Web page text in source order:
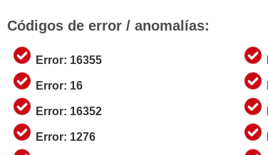
Códigos de error / anomalías:
Error: 16355
Error: 16
Error: 16352
Error: 1276